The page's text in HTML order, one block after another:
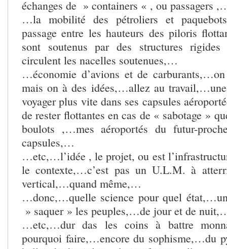
échanges de » containers « , ou passagers
…la mobilité des pétroliers et
passage entre les hauteurs des piloris
sont soutenus par des structures
circulent les nacelles soutenues,…
…économie d’avions et de
mais on à des idées,…allez au
voyager plus vite dans ses capsules
de rester flottantes en cas de « sabotage »
boulots ,…mes aéroportés du futur-
capsules,…
…etc,…l’idée , le projet, ou est
le contexte,…c’est pas un U.L.M. à
vertical,…quand même,…
…donc,…quelle science pour quel
» saquer » les peuples,…de jour et de
…etc,…dur das les coins à battre
pourquoi faire,…encore du sophisme,…du